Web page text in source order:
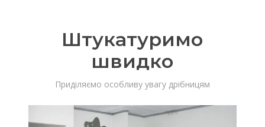
Штукатуримо
швидко
Приділяємо особливу увагу дрібницям